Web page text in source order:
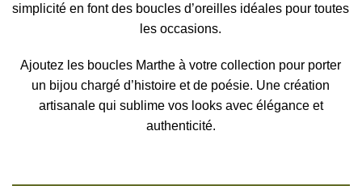
simplicité en font des boucles d’oreilles idéales pour toutes
les occasions.
Ajoutez les boucles Marthe à votre collection pour porter
un bijou chargé d’histoire et de poésie. Une création
artisanale qui sublime vos looks avec élégance et
authenticité.